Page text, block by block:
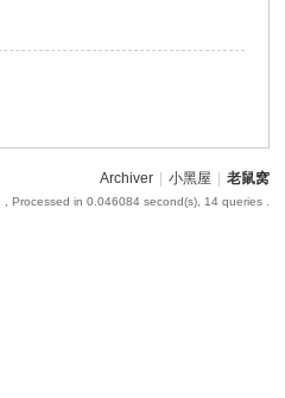
Archiver 小黑屋 老鼠窝
, Processed in 0.046084 second(s), 14 queries .